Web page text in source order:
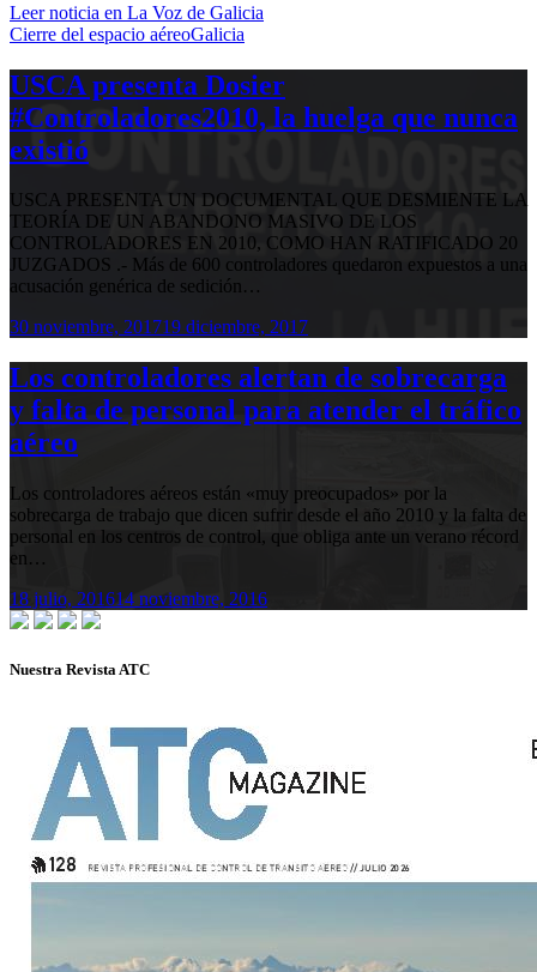
Leer noticia en La Voz de Galicia
Cierre del espacio aéreoGalicia
USCA presenta Dosier
#Controladores2010, la huelga que nunca
existió
USCA PRESENTA UN DOCUMENTAL QUE DESMIENTE LA
TEORÍA DE UN ABANDONO MASIVO DE LOS
CONTROLADORES EN 2010, COMO HAN RATIFICADO 20
JUZGADOS .- Más de 600 controladores quedaron expuestos a una
acusación genérica de sedición…
30 noviembre, 201719 diciembre, 2017
Los controladores alertan de sobrecarga
y falta de personal para atender el tráfico
aéreo
Los controladores aéreos están «muy preocupados» por la
sobrecarga de trabajo que dicen sufrir desde el año 2010 y la falta de
personal en los centros de control, que obliga ante un verano récord
en…
18 julio, 201614 noviembre, 2016
Nuestra Revista ATC